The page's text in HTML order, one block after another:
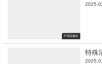
不用品撤去
特殊